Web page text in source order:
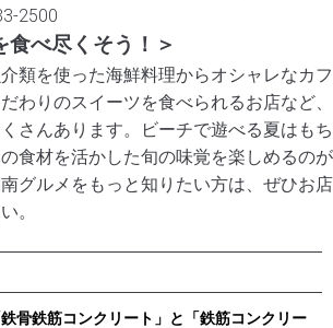
2500
食べ尽くそう！＞
類を使った海鮮料理からオシャレなカフ
わりのスイーツを食べられるお店など、
さんあります。ビーチで遊べる夏はもち
食材を活かした旬の味覚を楽しめるのが
グルメをもっと知りたい方は、ぜひお店
。
骨鉄筋コンクリート」と「鉄筋コンクリー